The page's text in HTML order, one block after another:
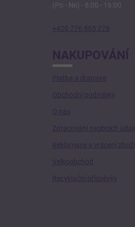
(Po - Ne) - 8:00 - 16:00
+420 776 805 278
NAKUPOVÁNÍ
Platba a doprava
Obchodní podmínky
O nás
Zpracování osobních údajů
Reklamace a vrácení zboží
Velkoobchod
Recyklační příspěvky